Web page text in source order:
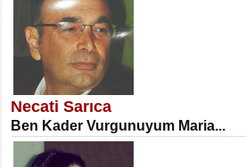
İSA KARATEPE
Ekranlar Arasında Kaybolan İnsan...
Necati Sarıca
Ben Kader Vurgunuyum Maria...